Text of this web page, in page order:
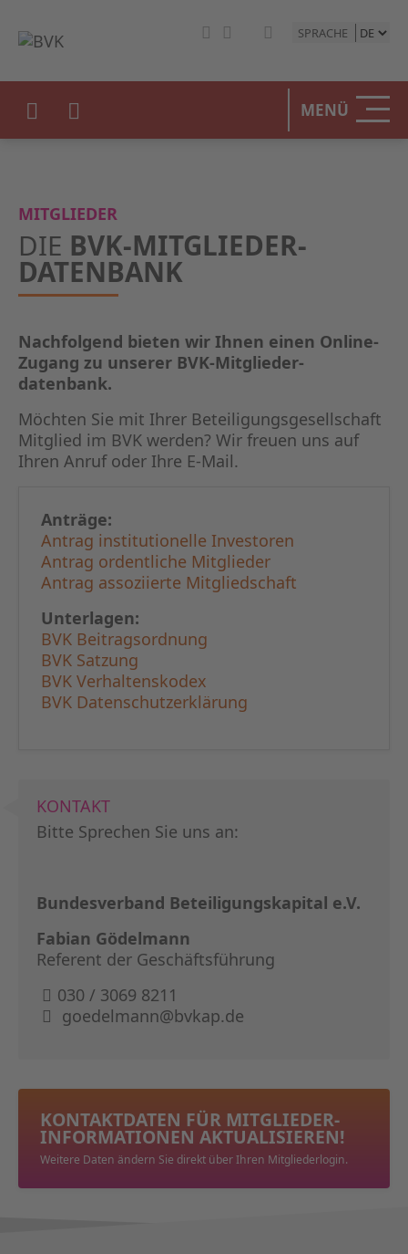
SPRACHE
MENÜ
MITGLIEDER
DIE BVK-MITGLIEDER­
DATENBANK
Nachfolgend bieten wir Ihnen einen Online-
Zugang zu unserer BVK-Mitglieder­
datenbank.
Möchten Sie mit Ihrer Beteiligungs­gesellschaft
Mitglied im BVK werden? Wir freuen uns auf
Ihren Anruf oder Ihre E-Mail.
Anträge:
Antrag institutionelle Investoren
Antrag ordentliche Mitglieder
Antrag assoziierte Mitgliedschaft
Unterlagen:
BVK Beitragsordnung
BVK Satzung
BVK Verhaltenskodex
BVK Datenschutzerklärung
KONTAKT
Bitte Sprechen Sie uns an:
Bundesverband Beteiligungskapital e.V.
Fabian Gödelmann
Referent der Geschäftsführung
030 / 3069 8211
goedelmann@bvkap.de
KONTAKTDATEN FÜR MITGLIEDER­
INFORMATIONEN AKTUALISIEREN!
Weitere Daten ändern Sie direkt über Ihren Mitgliederlogin.
DER